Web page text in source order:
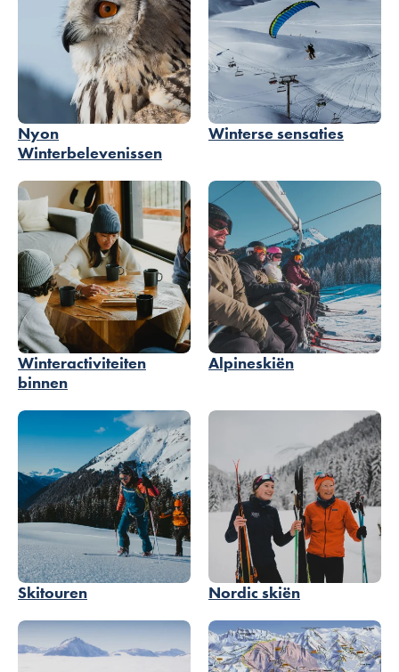
Nyon
Winterbelevenissen
Winterse sensaties
Winteractiviteiten
binnen
Alpineskiën
Skitouren Nordic skiën